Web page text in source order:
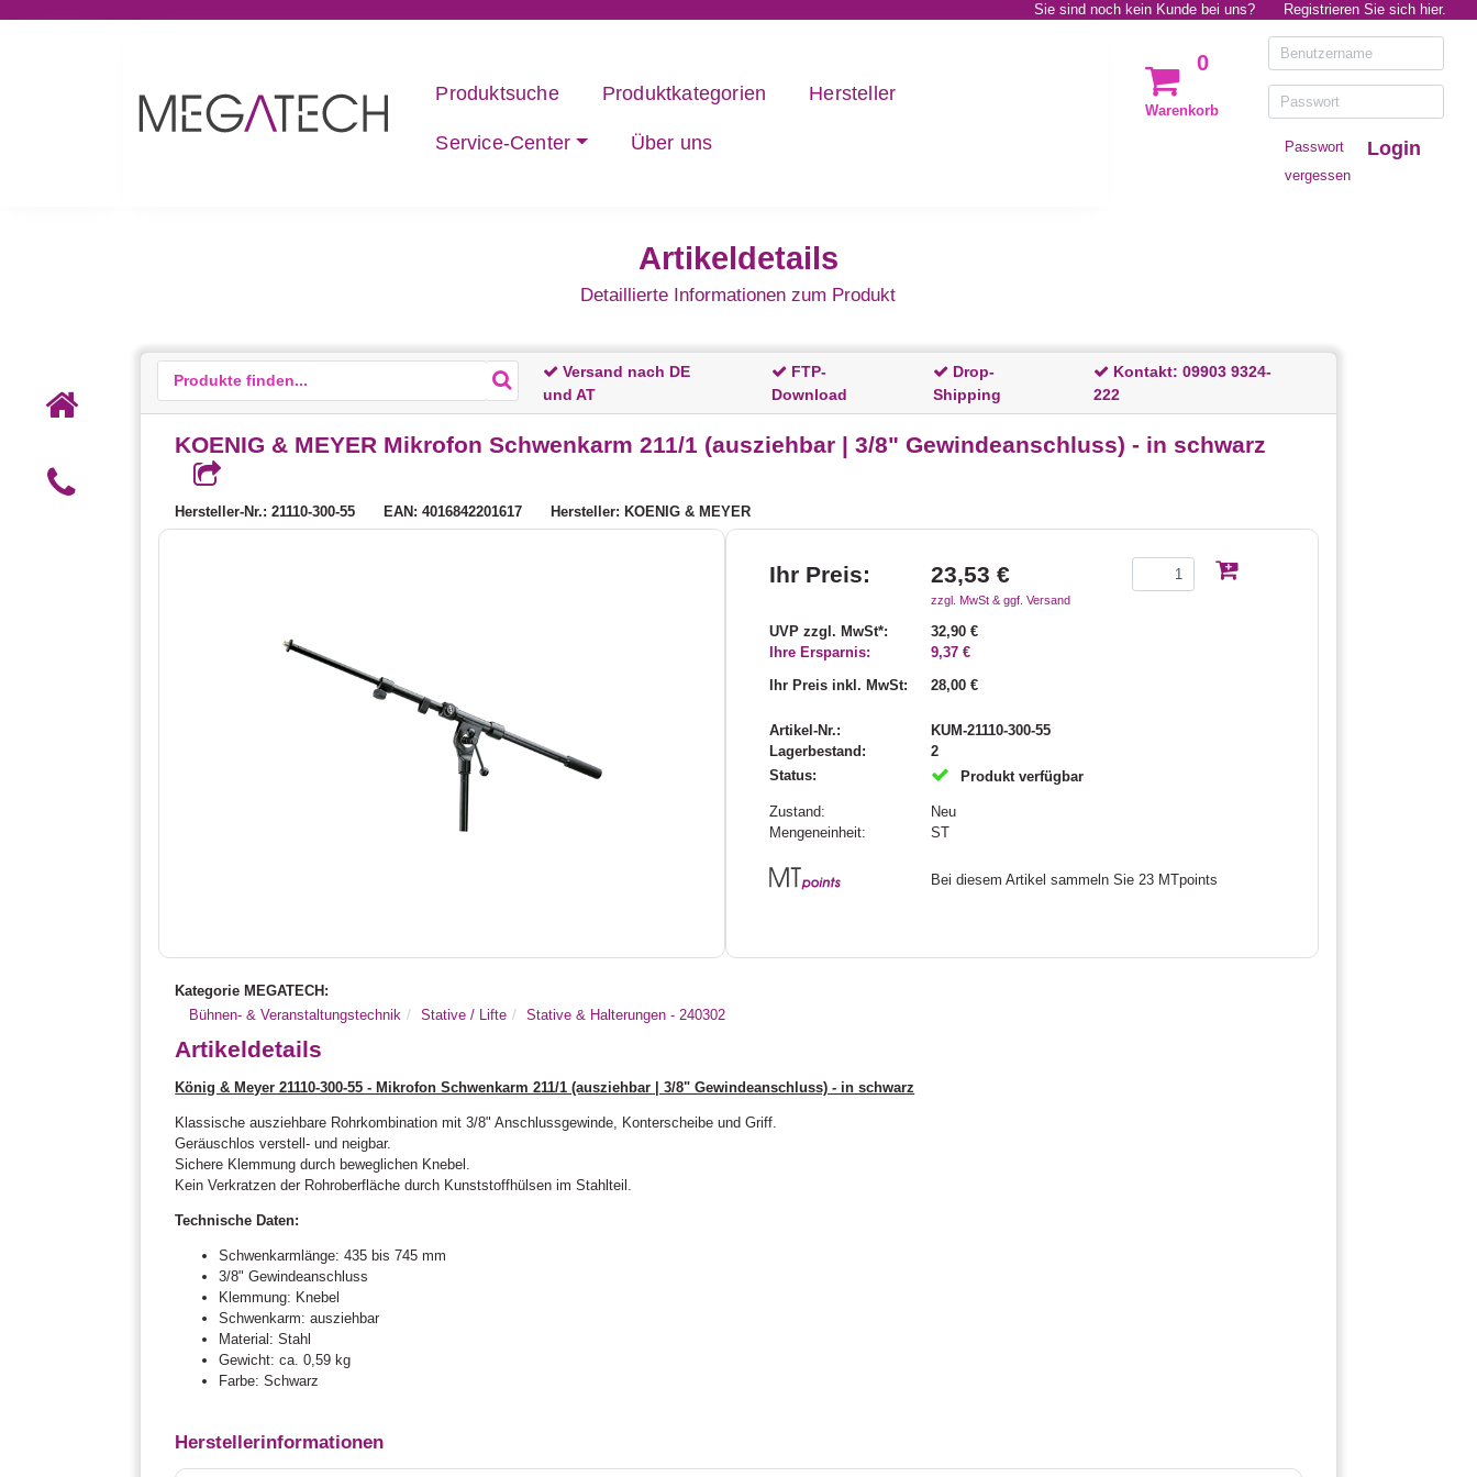
Sie sind noch kein Kunde bei uns? Registrieren Sie sich hier.
Produktsuche Produktkategorien Hersteller
Service-Center Über uns
0
Warenkorb
Passwort
vergessen
Login
Artikeldetails
Detaillierte Informationen zum Produkt
Versand nach DE
und AT
FTP-
Download
Drop-
Shipping
Kontakt:09903 9324-
222
KOENIG & MEYER Mikrofon Schwenkarm 211/1 (ausziehbar | 3/8" Gewindeanschluss) - in schwarz
Hersteller-Nr.: 21110-300-55 EAN: 4016842201617 Hersteller: KOENIG & MEYER
Ihr Preis: 23,53 €
zzgl. MwSt & ggf. Versand
UVP zzgl. MwSt*:
32,90 €
Ihre Ersparnis:
9,37 €
Ihr Preis inkl. MwSt:
28,00 €
Artikel-Nr.:
KUM-21110-300-55
Lagerbestand:
2
Status:
Produkt verfügbar
Zustand:
Neu
Mengeneinheit:
ST
Bei diesem Artikel sammeln Sie 23 MTpoints
Kategorie MEGATECH:
Bühnen- & Veranstaltungstechnik
Stative / Lifte Stative & Halterungen - 240302
Artikeldetails
König & Meyer 21110-300-55 - Mikrofon Schwenkarm 211/1 (ausziehbar | 3/8" Gewindeanschluss) - in schwarz
Klassische ausziehbare Rohrkombination mit 3/8" Anschlussgewinde, Konterscheibe und Griff.
Geräuschlos verstell- und neigbar.
Sichere Klemmung durch beweglichen Knebel.
Kein Verkratzen der Rohroberfläche durch Kunststoffhülsen im Stahlteil.
Technische Daten:
Schwenkarmlänge: 435 bis 745 mm
3/8" Gewindeanschluss
Klemmung: Knebel
Schwenkarm: ausziehbar
Material: Stahl
Gewicht: ca. 0,59 kg
Farbe: Schwarz
Herstellerinformationen